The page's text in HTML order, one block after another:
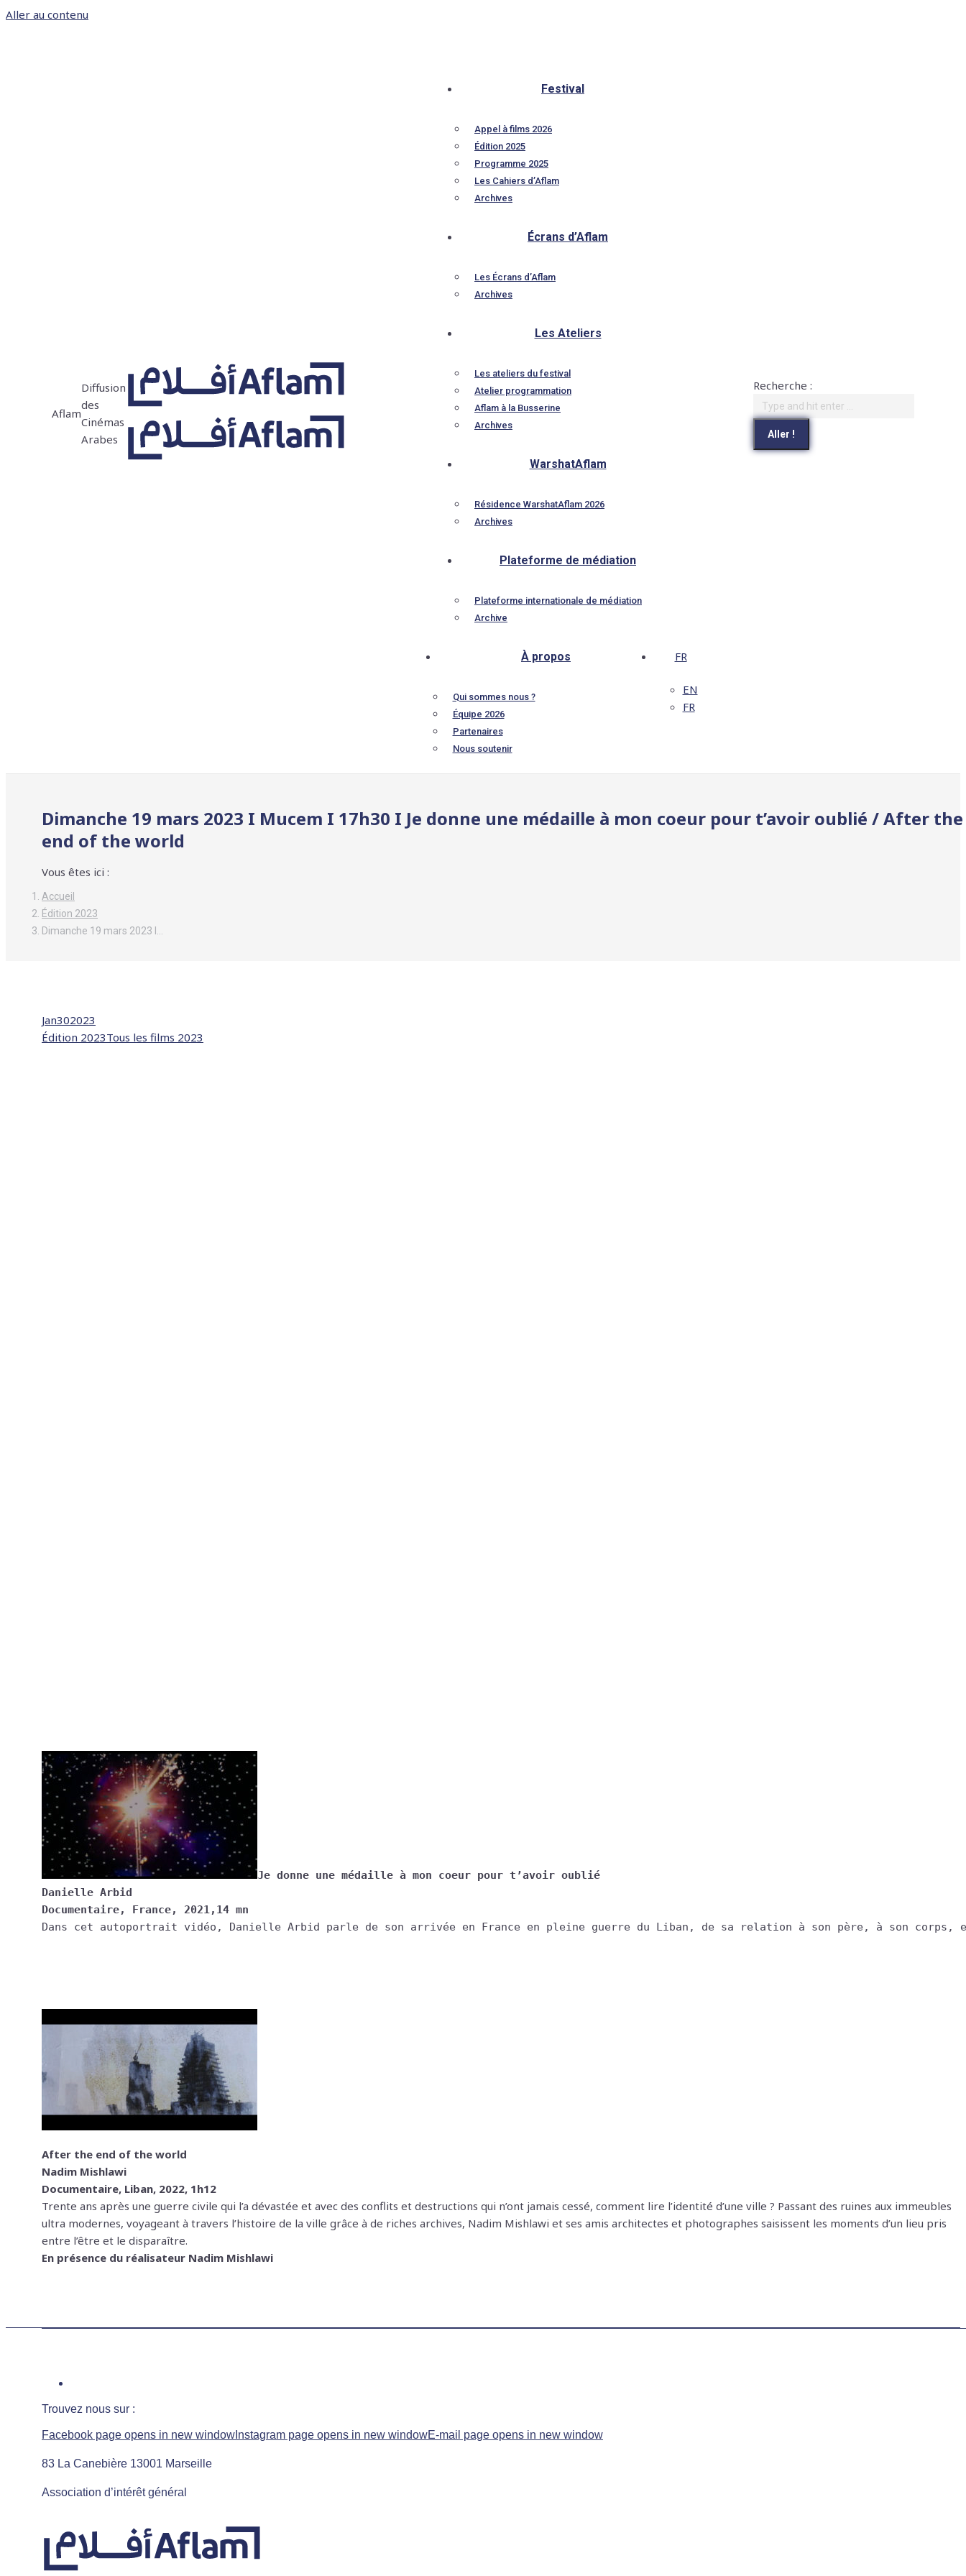
Aller au contenu
Aflam
Diffusion
des
Cinémas
Arabes
Festival
Appel à films 2026
Édition 2025
Programme 2025
Les Cahiers d’Aflam
Archives
Écrans d’Aflam
Les Écrans d’Aflam
Archives
Les Ateliers
Les ateliers du festival
Atelier programmation
Aflam à la Busserine
Archives
WarshatAflam
Résidence WarshatAflam 2026
Archives
Plateforme de médiation
Plateforme internationale de médiation
Archive
À propos
Qui sommes nous ?
Équipe 2026
Partenaires
Nous soutenir
FR
EN
FR
Recherche :
Dimanche 19 mars 2023 I Mucem I 17h30 I Je donne une médaille à mon coeur pour t’avoir oublié / After the
end of the world
Vous êtes ici :
Accueil
Édition 2023
Dimanche 19 mars 2023 I…
Jan302023
Édition 2023Tous les films 2023
Je donne une médaille à mon coeur pour t’avoir oublié
Danielle Arbid
Documentaire, France, 2021,14 mn
Dans cet autoportrait vidéo, Danielle Arbid parle de son arrivée en France en pleine guerre du Liban, de sa relation à son père, à son corps,
After the end of the world
Nadim Mishlawi
Documentaire, Liban, 2022, 1h12
Trente ans après une guerre civile qui l’a dévastée et avec des conflits et destructions qui n’ont jamais cessé, comment lire l’identité d’une ville ? Passant des ruines aux immeubles
ultra modernes, voyageant à travers l’histoire de la ville grâce à de riches archives, Nadim Mishlawi et ses amis architectes et photographes saisissent les moments d’un lieu pris
entre l’être et le disparaître.
En présence du réalisateur Nadim Mishlawi
Trouvez nous sur :
Facebook page opens in new window Instagram page opens in new windowE-mail page opens in new window
83 La Canebière 13001 Marseille
Association d’intérêt général